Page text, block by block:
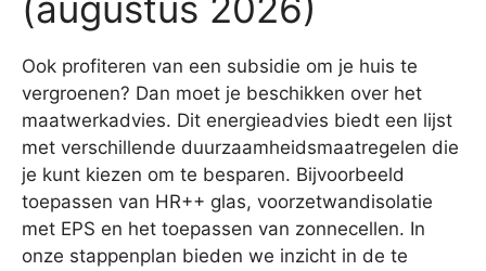
Ook profiteren van een subsidie om je huis te
vergroenen? Dan moet je beschikken over het
maatwerkadvies. Dit energieadvies biedt een lijst
met verschillende duurzaamheidsmaatregelen die
je kunt kiezen om te besparen. Bijvoorbeeld
toepassen van HR++ glas, voorzetwandisolatie
met EPS en het toepassen van zonnecellen. In
onze stappenplan bieden we inzicht in de te